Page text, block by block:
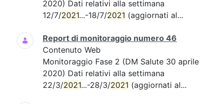
2020) Dati relativi alla settimana
12/7/2021...-18/7/2021 (aggiornati al...
Report di monitoraggio numero 46
Contenuto Web
Monitoraggio Fase 2 (DM Salute 30 aprile
2020) Dati relativi alla settimana
22/3/2021...-28/3/2021 (aggiornati al...